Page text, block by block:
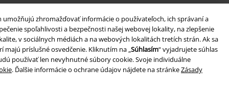
zhromažďovať informácie o používateľoch, ich správaní a
spoľahlivosti a bezpečnosti našej webovej lokality, na zlepšenie
v sociálnych médiách a na webových lokalitách tretích strán. Ak sa
príslušné osvedčenie. Kliknutím na „Súhlasím“ vyjadrujete súhlas
používať len nevyhnutné súbory cookie. Svoje individuálne
. Ďalšie informácie o ochrane údajov nájdete na stránkeZásady